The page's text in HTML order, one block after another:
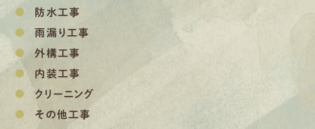
防水工事
雨漏り工事
外構工事
内装工事
クリーニング
その他工事